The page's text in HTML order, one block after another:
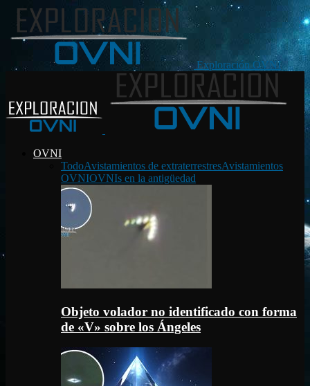
Exploración OVNI
OVNI
TodoAvistamientos de extraterrestresAvistamientos
OVNIOVNIs en la antigüedad
Objeto volador no identificado con forma
de «V» sobre los Ángeles